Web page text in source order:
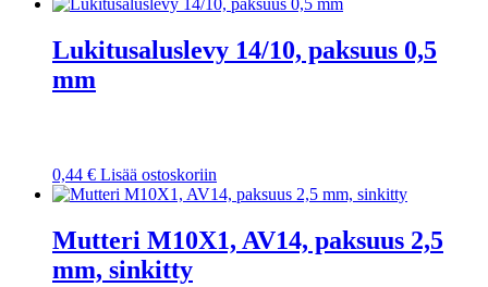
Lukitusaluslevy 14/10, paksuus 0,5
mm
0,44 € Lisää ostoskoriin
Mutteri M10X1, AV14, paksuus 2,5
mm, sinkitty